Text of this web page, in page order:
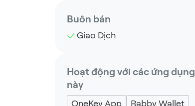
Buôn bán
Giao Dịch
Hoạt động với các ứng dụng
này
OneKey App
Rabby Wallet